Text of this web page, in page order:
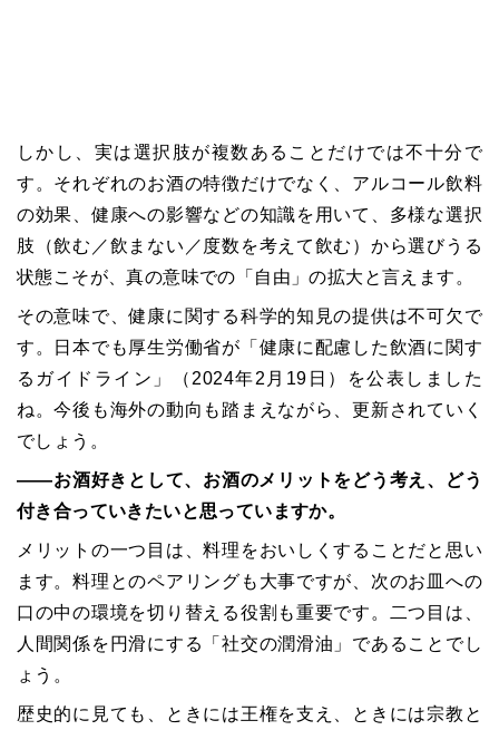
しかし、実は選択肢が複数あることだけでは不十分で
す。それぞれのお酒の特徴だけでなく、アルコール飲料
の効果、健康への影響などの知識を用いて、多様な選択
肢（飲む／飲まない／度数を考えて飲む）から選びうる
状態こそが、真の意味での「自由」の拡大と言えます。
その意味で、健康に関する科学的知見の提供は不可欠で
す。日本でも厚生労働省が「健康に配慮した飲酒に関す
るガイドライン」（2024年2月19日）を公表しました
ね。今後も海外の動向も踏まえながら、更新されていく
でしょう。
――お酒好きとして、お酒のメリットをどう考え、どう
付き合っていきたいと思っていますか。
メリットの一つ目は、料理をおいしくすることだと思い
ます。料理とのペアリングも大事ですが、次のお皿への
口の中の環境を切り替える役割も重要です。二つ目は、
人間関係を円滑にする「社交の潤滑油」であることでし
ょう。
歴史的に見ても、ときには王権を支え、ときには宗教と